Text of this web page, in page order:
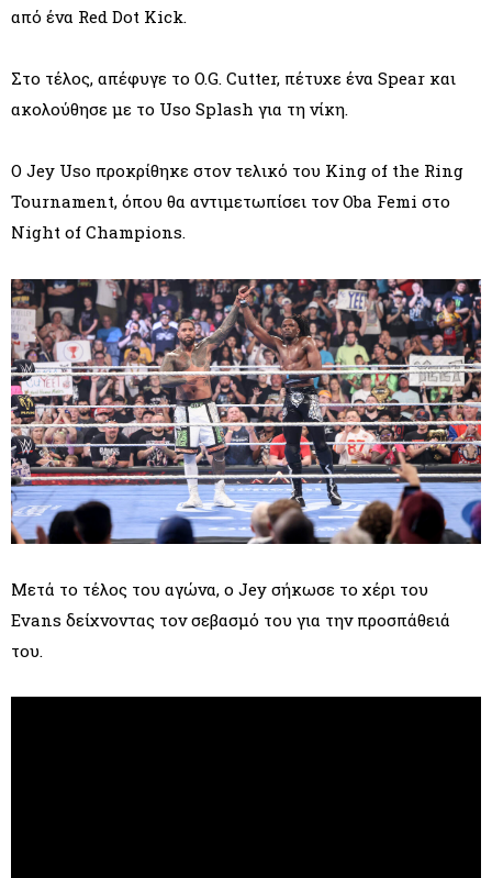
από ένα Red Dot Kick.
Στο τέλος, απέφυγε το O.G. Cutter, πέτυχε ένα Spear και
ακολούθησε με το Uso Splash για τη νίκη.
Ο Jey Uso προκρίθηκε στον τελικό του King of the Ring
Tournament, όπου θα αντιμετωπίσει τον Oba Femi στο
Night of Champions.
Μετά το τέλος του αγώνα, ο Jey σήκωσε το χέρι του
Evans δείχνοντας τον σεβασμό του για την προσπάθειά
του.